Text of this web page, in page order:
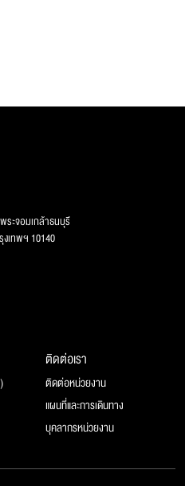
ระจอมเกล้าธนบุรี
เทพฯ 10140
ติดต่อเรา
ติดต่อหน่วยงาน
แผนที่และการเดินทาง
บุคลากรหน่วยงาน